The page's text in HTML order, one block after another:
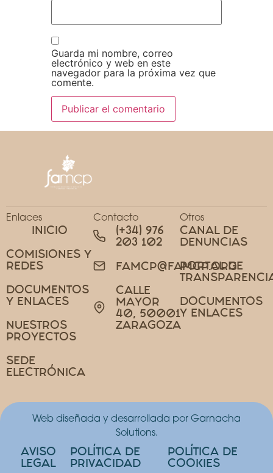
Guarda mi nombre, correo
electrónico y web en este
navegador para la próxima vez que
comente.
Enlaces
INICIO
COMISIONES Y
REDES
DOCUMENTOS
Y ENLACES
NUESTROS
PROYECTOS
SEDE
ELECTRÓNICA
Contacto
(+34) 976
203 102
FAMCP@FAMCP.ORG
CALLE
MAYOR
40, 50001
ZARAGOZA
Otros
CANAL DE
DENUNCIAS
PORTAL DE
DOCUMENTOS
Y ENLACES
Web diseñada y desarrollada por Garnacha
Solutions.
AVISO
LEGAL
POLÍTICA DE
PRIVACIDAD
POLÍTICA DE
COOKIES